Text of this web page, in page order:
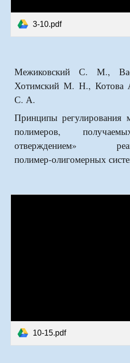
3-10.pdf
Межиковский С. М.,
Хотимский М. Н., Котова
С. А.
Принципы регулирования
полимеров,
отверждением»
полимер-олигомерных
10-15.pdf